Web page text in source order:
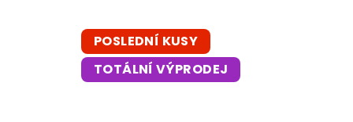
POSLEDNÍ KUSY
TOTÁLNÍ VÝPRODEJ